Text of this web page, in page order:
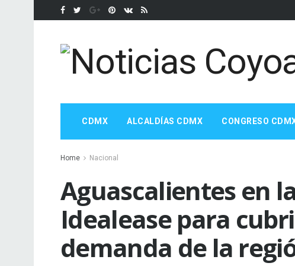
CDMX ALCALDÍAS CDMX CONGRESO
Home Nacional
Aguascalientes en
Idealease para
demanda de la